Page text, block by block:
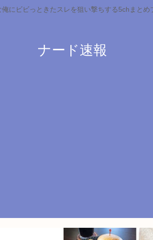
俺にビビっときたスレを狙い撃ちする5chまとめ
ナード速報